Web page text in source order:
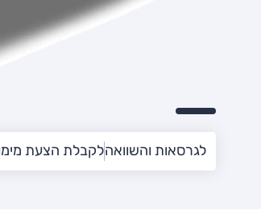
לגרסאות והשוואהלקבלת הצעת